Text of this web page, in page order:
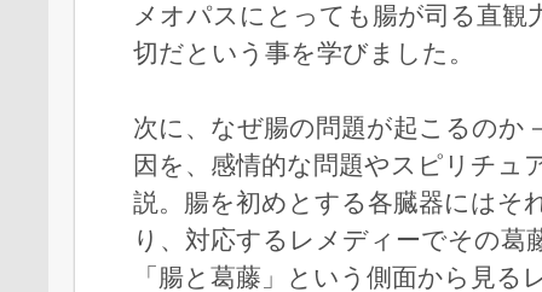
メオパスにとっても腸が司る直観
切だという事を学びました。
次に、なぜ腸の問題が起こるのか
因を、感情的な問題やスピリチュ
説。腸を初めとする各臓器にはそ
り、対応するレメディーでその葛
「腸と葛藤」という側面から見る